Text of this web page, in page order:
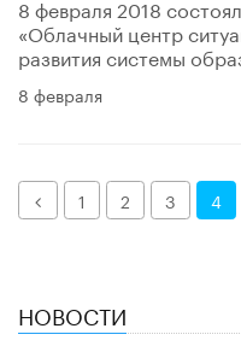
8 февраля 2018
«Облачный центр
развития системы
8 февраля
Назад1 2 3 4
НОВОСТИ